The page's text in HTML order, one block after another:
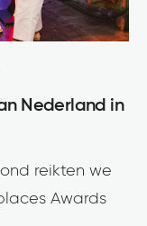
Nederland in
reikten we
Awards